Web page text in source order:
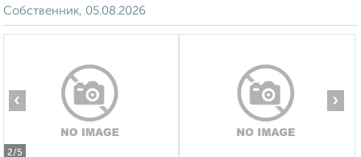
Собственник, 05.08.2026
2/5
‹ ›